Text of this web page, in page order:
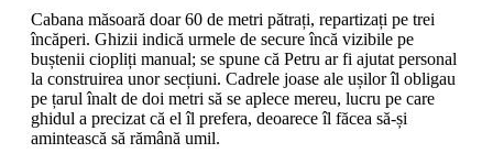
Cabana măsoară doar 60 de metri pătrați, repartizați pe trei
încăperi. Ghizii indică urmele de secure încă vizibile pe
buștenii ciopliți manual; se spune că Petru ar fi ajutat personal
la construirea unor secțiuni. Cadrele joase ale ușilor îl obligau
pe țarul înalt de doi metri să se aplece mereu, lucru pe care
ghidul a precizat că el îl prefera, deoarece îl făcea să-și
amintească să rămână umil.